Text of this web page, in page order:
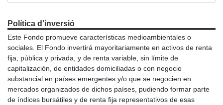
Política d'inversió
Este Fondo promueve características medioambientales o
sociales. El Fondo invertirá mayoritariamente en activos de renta
fija, pública y privada, y de renta variable, sin límite de
capitalización, de entidades domiciliadas o con negocio
substancial en países emergentes y/o que se negocien en
mercados organizados de dichos países, pudiendo formar parte
de índices bursátiles y de renta fija representativos de esas